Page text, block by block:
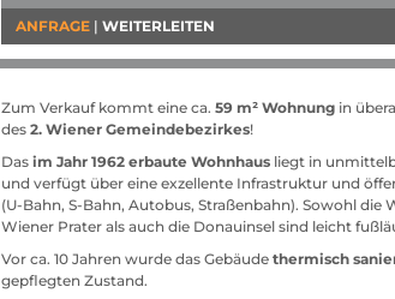
ANFRAGE WEITERLEITEN
Zum Verkauf kommt eine ca.59 m² Wohnung in
des2. Wiener Gemeindebezirkes!
Dasim Jahr 1962 erbaute Wohnhaus liegt in
und verfügt über eine exzellente Infrastruktur und
(U-Bahn, S-Bahn, Autobus, Straßenbahn). Sowohl die
Wiener Prater als auch die Donauinsel sind leicht
Vor ca. 10 Jahren wurde das Gebäude thermisch
gepflegten Zustand.